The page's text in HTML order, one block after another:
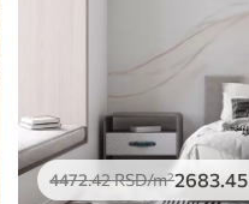
4472.42RSD/m²2683.45